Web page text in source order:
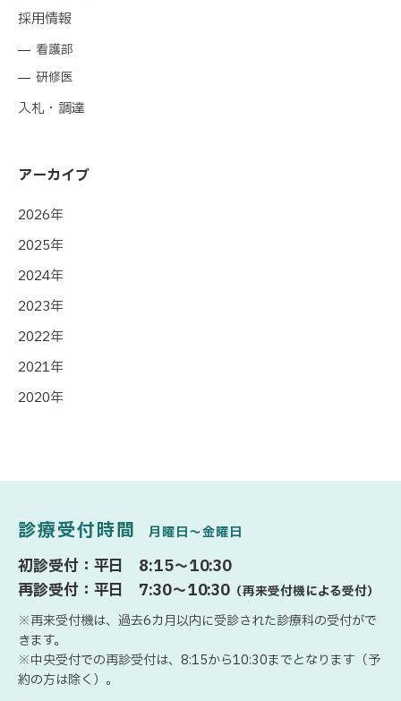
採用情報
看護部
研修医
入札・調達
アーカイブ
2026年
2025年
2024年
2023年
2022年
2021年
2020年
診療受付時間 月曜日〜金曜日
初診受付：平日 8:15〜10:30
再診受付：平日 7:30〜10:30 （再来受付機による受付）
※再来受付機は、過去6カ月以内に受診された診療科の受付がで
きます。
※中央受付での再診受付は、8:15から10:30までとなります（予
約の方は除く）。